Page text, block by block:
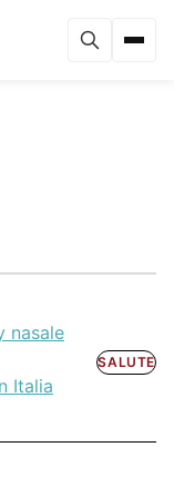
nasale
Italia
SALUTE